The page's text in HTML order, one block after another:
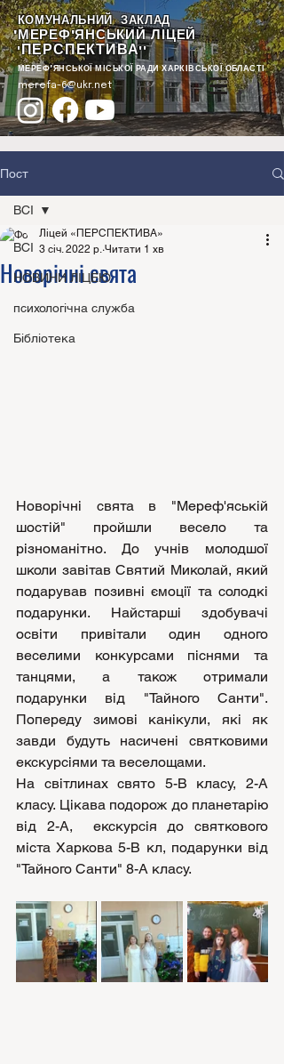
КОМУНАЛЬНИЙ ЗАКЛАД
"МЕРЕФ'ЯНСЬКИЙ ЛІЦЕЙ
"ПЕРСПЕКТИВА""
МЕРЕФ'ЯНСЬКОЇ МІСЬКОЇ РАДИ ХАРКІВСЬКОЇ ОБЛАСТІ
merefa-6@ukr.net
Пост
ВСІ
НОВИНИ ЛІЦЕЮ
психологічна служба
Бібліотека
ВСІ
Новорічні свята
Ліцей «ПЕРСПЕКТИВА»
3 січ. 2022 р. Читати 1 хв
Новорічні свята в "Мереф'яській
шостій" пройшли весело та
різноманітно. До учнів молодшої
школи завітав Святий Миколай, який
подарував позивні ємоції та солодкі
подарунки. Найстарші здобувачі
освіти привітали один одного
веселими конкурсами піснями та
танцями, а також отримали
подарунки від "Тайного Санти".
Попереду зимові канікули, які як
завди будуть насичені святковими
екскурсіями та веселощами.
На світлинах свято 5-В класу, 2-А
класу. Цікава подорож до планетарію
від 2-А,  екскурсія до святкового
міста Харкова 5-В кл, подарунки від
"Тайного Санти" 8-А класу.